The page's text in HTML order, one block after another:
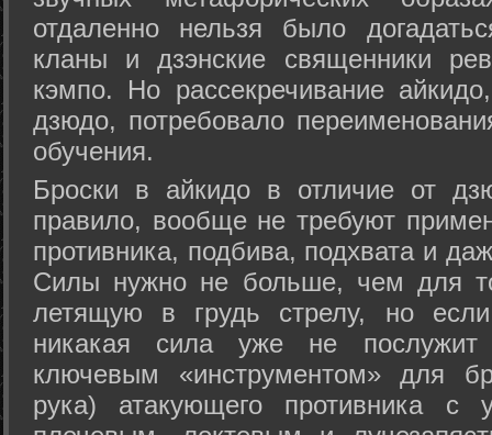
отдаленно нельзя было
кланы и дзэнские священники
кэмпо. Но рассекречивание
дзюдо, потребовало
обучения.
Броски в айкидо в отличие от
правило, вообще не требуют
противника, подбива, подхвата и
Силы нужно не больше, чем для
летящую в грудь стрелу, но
никакая сила уже не
ключевым «инструментом» для
рука) атакующего противника с